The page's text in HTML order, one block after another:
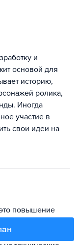
и
основой для
историю,
ролика,
Иногда
участие в
свои идеи на
повышение